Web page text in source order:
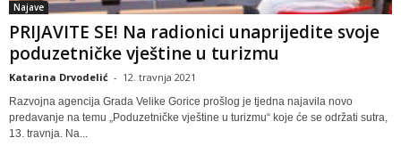
Najave
PRIJAVITE SE! Na radionici unaprijedite svoje
poduzetničke vještine u turizmu
Katarina Drvodelić - 12. travnja 2021
Razvojna agencija Grada Velike Gorice prošlog je tjedna najavila novo
predavanje na temu „Poduzetničke vještine u turizmu“ koje će se održati sutra,
13. travnja. Na...